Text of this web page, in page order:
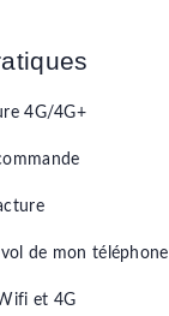
4G/4G+
de mon téléphone
et 4G